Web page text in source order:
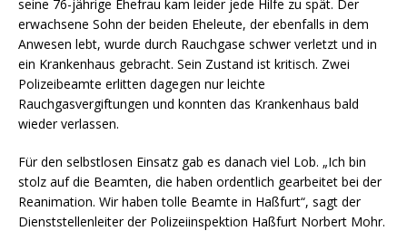
seine 76-jährige Ehefrau kam leider jede Hilfe zu spät. Der
erwachsene Sohn der beiden Eheleute, der ebenfalls in dem
Anwesen lebt, wurde durch Rauchgase schwer verletzt und in
ein Krankenhaus gebracht. Sein Zustand ist kritisch. Zwei
Polizeibeamte erlitten dagegen nur leichte
Rauchgasvergiftungen und konnten das Krankenhaus bald
wieder verlassen.
Für den selbstlosen Einsatz gab es danach viel Lob. „Ich bin
stolz auf die Beamten, die haben ordentlich gearbeitet bei der
Reanimation. Wir haben tolle Beamte in Haßfurt“, sagt der
Dienststellenleiter der Polizeiinspektion Haßfurt Norbert Mohr.